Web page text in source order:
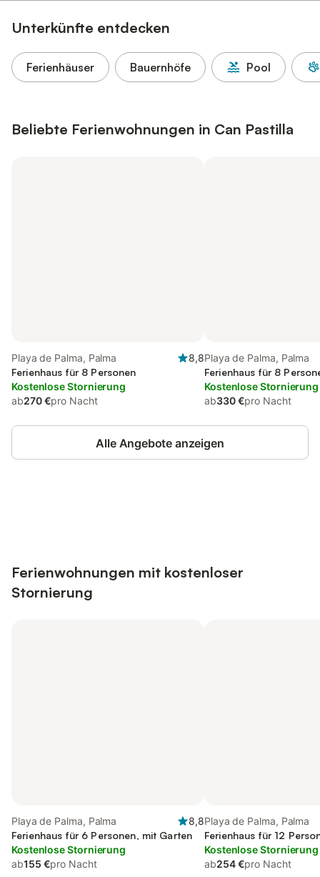
Unterkünfte entdecken
Ferienhäuser Bauernhöfe Pool
Beliebte Ferienwohnungen in Can Pastilla
Playa de Palma, Palma
8,8
Ferienhaus für 8 Personen
Kostenlose Stornierung
ab270 €pro Nacht
Playa de Palma, Palma
Ferienhaus für 8
Kostenlose Stornierung
ab330 €pro Nacht
Alle Angebote anzeigen
Ferienwohnungen mit kostenloser
Stornierung
Playa de Palma, Palma
8,8
Ferienhaus für 6 Personen, mit Garten
Kostenlose Stornierung
ab155 €pro Nacht
Playa de Palma, Palma
Ferienhaus für 12
Kostenlose Stornierung
ab254 €pro Nacht